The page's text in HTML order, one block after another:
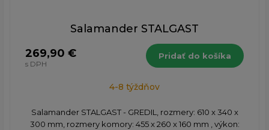
Salamander STALGAST
269,90 €
s DPH
Pridať do košíka
4-8 týždňov
Salamander STALGAST - GREDIL, rozmery: 610 x 340 x
300 mm, rozmery komory: 455 x 260 x 160 mm , výkon: